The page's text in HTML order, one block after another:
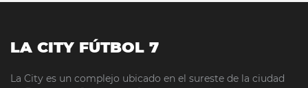
LA CITY FÚTBOL 7
La City es un complejo ubicado en el sureste de la ciudad